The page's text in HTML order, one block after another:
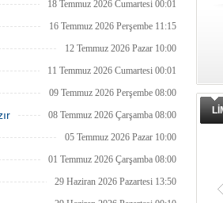
oldu.
18 Temmuz 2026 Cumartesi 00:01
16 Temmuz 2026 Perşembe 11:15
12 Temmuz 2026 Pazar 10:00
11 Temmuz 2026 Cumartesi 00:01
09 Temmuz 2026 Perşembe 08:00
08 Temmuz 2026 Çarşamba 08:00
05 Temmuz 2026 Pazar 10:00
01 Temmuz 2026 Çarşamba 08:00
29 Haziran 2026 Pazartesi 13:50